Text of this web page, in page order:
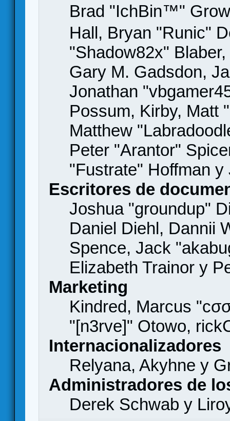
Brad "IchBin™"
Hall, Bryan "Runic"
"Shadow82x"
Gary M. Gadsdon,
Jonathan
Possum, Kirby, Matt
Matthew
Peter "Arantor"
"Fustrate" Hoffman
Escritores de
Joshua "groundup"
Daniel Diehl, Dannii
Spence, Jack
Elizabeth Trainor y
Marketing
Kindred, Marcus
"[n3rve]" Otowo,
Internacionalizadores
Relyana, Akyhne y
Administradores de
Derek Schwab y